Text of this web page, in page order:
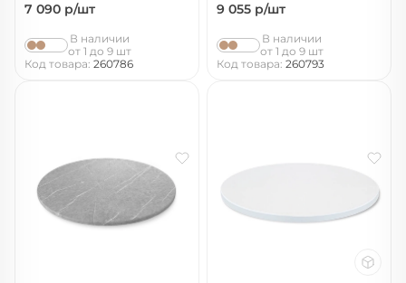
7 090 р/шт
В наличии
от 1 до 9 шт
Код товара: 260786
9 055 р/шт
В наличии
от 1 до 9 шт
Код товара: 260793